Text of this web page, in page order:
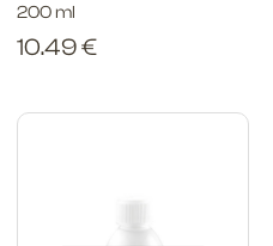
200 ml
10.49€